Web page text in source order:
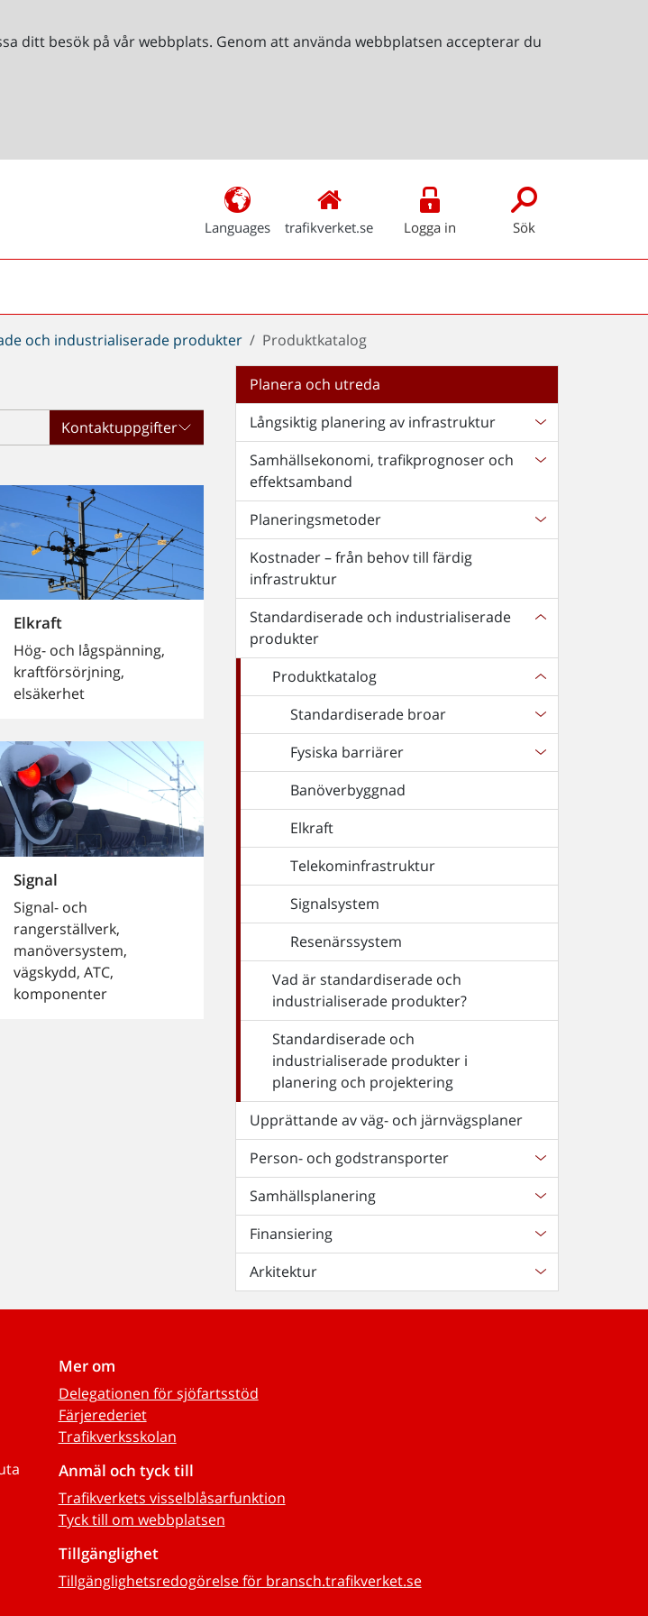
ditt besök på vår webbplats. Genom att använda webbplatsen accepterar du
Languages trafikverket.se Logga in Sök
och industrialiserade produkter Produktkatalog
Kontaktuppgifter
Elkraft
Hög- och lågspänning,
kraftförsörjning,
elsäkerhet
Signal
Signal- och
rangerställverk,
manöversystem,
vägskydd, ATC,
komponenter
Planera och utreda
Långsiktig planering av infrastruktur
Samhällsekonomi, trafikprognoser och
effektsamband
Planeringsmetoder
Kostnader – från behov till färdig
infrastruktur
Standardiserade och industrialiserade
produkter
Produktkatalog
Standardiserade broar
Fysiska barriärer
Banöverbyggnad
Elkraft
Telekominfrastruktur
Signalsystem
Resenärssystem
Vad är standardiserade och
industrialiserade produkter?
Standardiserade och
industrialiserade produkter i
planering och projektering
Upprättande av väg- och järnvägsplaner
Person- och godstransporter
Samhällsplanering
Finansiering
Arkitektur
Mer om
Delegationen för sjöfartsstöd
Färjerederiet
Trafikverksskolan
Anmäl och tyck till
Trafikverkets visselblåsarfunktion
Tyck till om webbplatsen
Tillgänglighet
Tillgänglighetsredogörelse för bransch.trafikverket.se